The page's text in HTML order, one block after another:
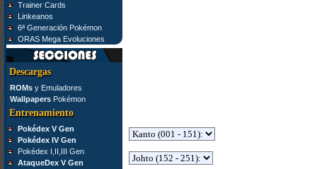
Trainer Cards
Linkeanos
6ª Generación Pokémon
ORAS Mega Evoluciones
Descargas
ROMsy Emuladores
WallpapersPokémon
Entrenamiento
Pokédex V Gen
Pokédex IV Gen
Pokédex I,II,III Gen
AtaqueDex V Gen